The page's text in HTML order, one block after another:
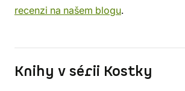
recenzi na našem blogu.
Knihy v sérii Kostky